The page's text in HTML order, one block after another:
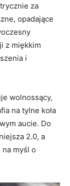
za
opadające
z miękkim
i
wolnossący,
na tylne koła
aucie. Do
2.0, a
myśl o